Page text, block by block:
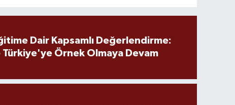
Dair Kapsamlı Değerlendirme:
Örnek Olmaya Devam